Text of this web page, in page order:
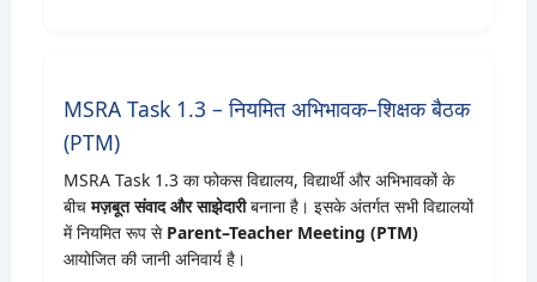
MSRA Task 1.3 – नियमित अभिभावक–शिक्षक बैठक
(PTM)
MSRA Task 1.3 का फोकस विद्यालय, विद्यार्थी और अभिभावकों के
बीचमज़बूत संवाद और साझेदारीबनाना है। इसके अंतर्गत सभी विद्यालयों
में नियमित रूप से Parent–Teacher Meeting (PTM)
आयोजित की जानी अनिवार्य है।